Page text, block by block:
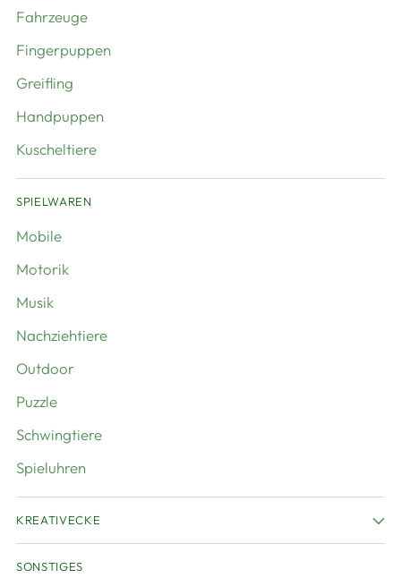
Fahrzeuge
Fingerpuppen
Greifling
Handpuppen
Kuscheltiere
SPIELWAREN
Mobile
Motorik
Musik
Nachziehtiere
Outdoor
Puzzle
Schwingtiere
Spieluhren
KREATIVECKE
SONSTIGES